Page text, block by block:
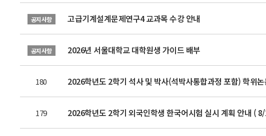
공지사항 고급기계설계문제연구4 교과목 수강 안내
공지사항 2026년 서울대학교 대학원생 가이드 배부
180 2026학년도 2학기 석사 및 박사(석박사통합과정 포함) 학위
179 2026학년도 2학기 외국인학생 한국어시험 실시 계획 안내 (